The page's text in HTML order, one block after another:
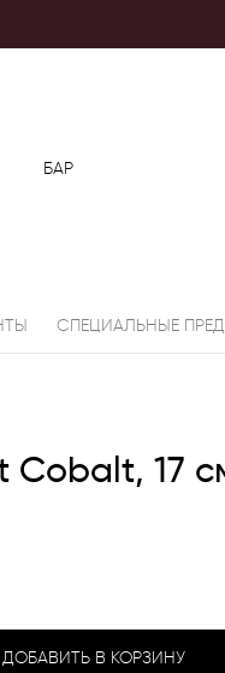
БАР
СПЕЦИАЛЬНЫЕ
Cobalt, 17
ДОБАВИТЬ В КОРЗИНУ